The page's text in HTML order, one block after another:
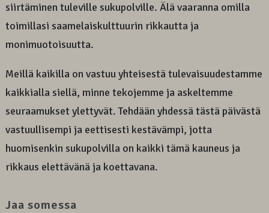
siirtäminen tuleville sukupolville. Älä vaaranna omilla
toimillasi saamelaiskulttuurin rikkautta ja
monimuotoisuutta.
Meillä kaikilla on vastuu yhteisestä tulevaisuudestamme
kaikkialla siellä, minne tekojemme ja askeltemme
seuraamukset ylettyvät. Tehdään yhdessä tästä päivästä
vastuullisempi ja eettisesti kestävämpi, jotta
huomisenkin sukupolvilla on kaikki tämä kauneus ja
rikkaus elettävänä ja koettavana.
Jaa somessa